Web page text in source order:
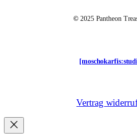
© 2025 Pantheon
Vertrag